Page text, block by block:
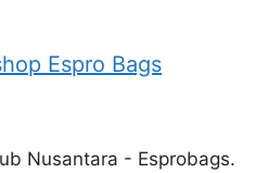
Espro Bags
Nusantara - Esprobags.